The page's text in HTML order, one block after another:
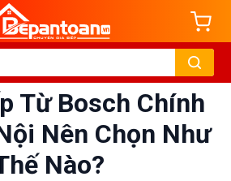
Từ Bosch Chính
Nên Chọn Như
Nào?